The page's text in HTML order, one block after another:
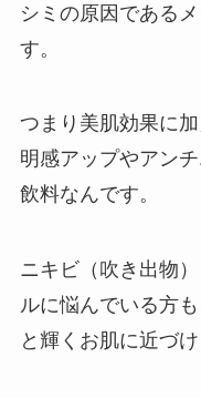
シミの原因である
す。
つまり美肌効果に
明感アップやアン
飲料なんです。
ニキビ（吹き出物
ルに悩んでいる方
と輝くお肌に近づ